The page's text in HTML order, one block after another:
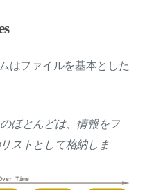
はファイルを基本とした
ほとんどは、情報をフ
ストとして格納しま